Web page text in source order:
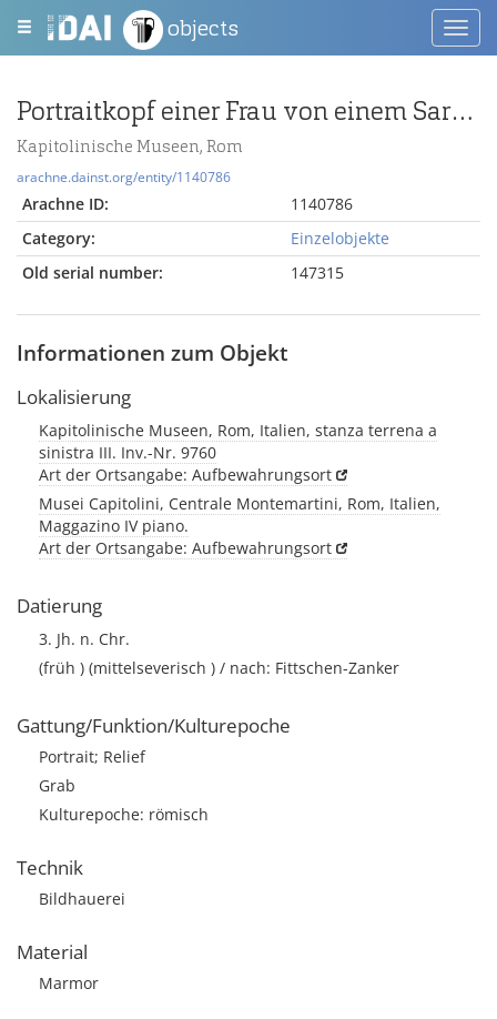
objects
Portraitkopf einer Frau von einem Sarkophag (oder von Weihrelief des Jupiter Dolichenus ?)
Kapitolinische Museen, Rom
arachne.dainst.org/entity/1140786
Arachne ID:
1140786
Category:
Einzelobjekte
Old serial number:
147315
Informationen zum Objekt
Lokalisierung
Kapitolinische Museen, Rom, Italien, stanza terrena a
sinistra III. Inv.-Nr. 9760
Art der Ortsangabe: Aufbewahrungsort
Musei Capitolini, Centrale Montemartini, Rom, Italien,
Maggazino IV piano.
Art der Ortsangabe: Aufbewahrungsort
Datierung
3. Jh. n. Chr.
(früh ) (mittelseverisch ) / nach: Fittschen-Zanker
Gattung/Funktion/Kulturepoche
Portrait; Relief
Grab
Kulturepoche: römisch
Technik
Bildhauerei
Material
Marmor